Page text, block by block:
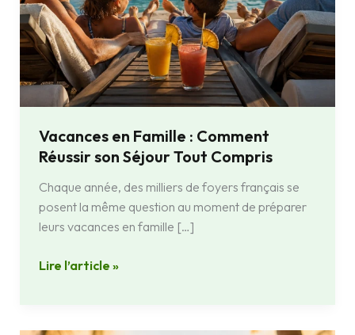
Vacances en Famille : Comment
Réussir son Séjour Tout Compris
Chaque année, des milliers de foyers français se
posent la même question au moment de préparer
leurs vacances en famille […]
Lire l’article »